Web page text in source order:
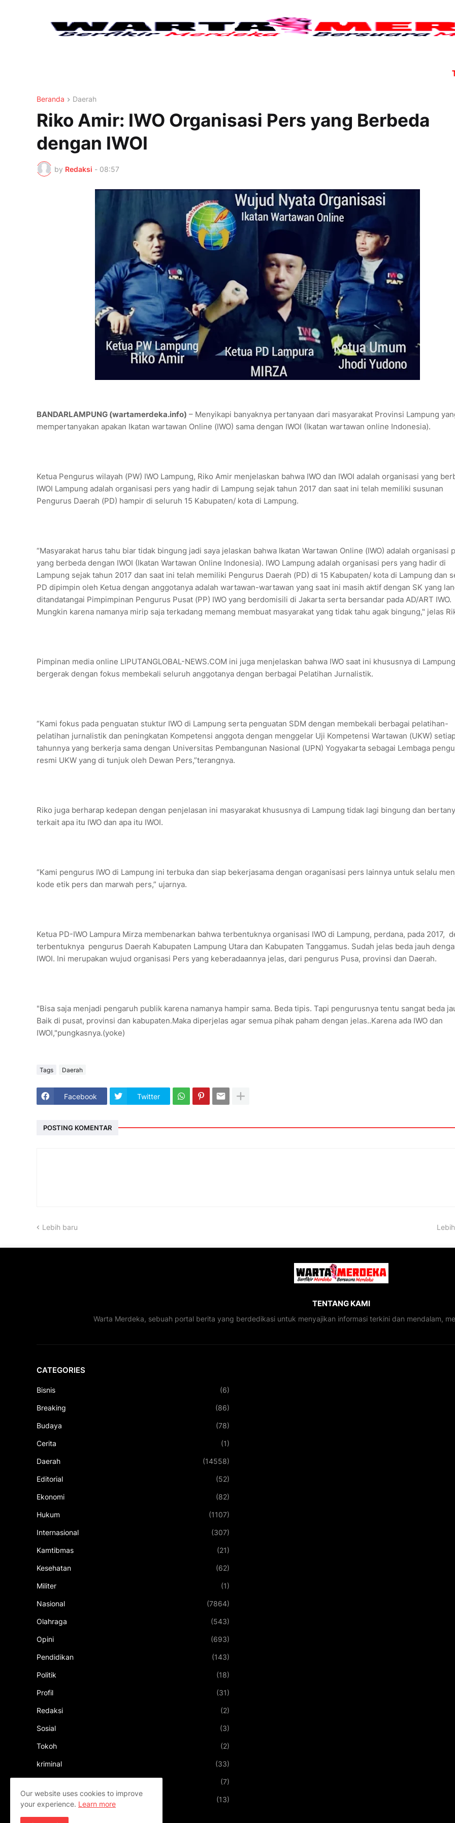
Tujuh
Beranda Daerah
Riko Amir: IWO Organisasi Pers yang Berbeda
dengan IWOI
by Redaksi - 08:57
BANDARLAMPUNG (wartamerdeka.info) – Menyikapi banyaknya pertanyaan dari masyarakat Provinsi Lampung
mempertanyakan apakan Ikatan wartawan Online (IWO) sama dengan IWOI (Ikatan wartawan online Indonesia).
Ketua Pengurus wilayah (PW) IWO Lampung, Riko Amir menjelaskan bahwa IWO dan IWOI adalah organisasi yang
IWOI Lampung adalah organisasi pers yang hadir di Lampung sejak tahun 2017 dan saat ini telah memiliki susunan
Pengurus Daerah (PD) hampir di seluruh 15 Kabupaten/ kota di Lampung.
“Masyarakat harus tahu biar tidak bingung jadi saya jelaskan bahwa Ikatan Wartawan Online (IWO) adalah organisasi
yang berbeda dengan IWOI (Ikatan Wartawan Online Indonesia). IWO Lampung adalah organisasi pers yang hadir di
Lampung sejak tahun 2017 dan saat ini telah memiliki Pengurus Daerah (PD) di 15 Kabupaten/ kota di Lampung dan
PD dipimpin oleh Ketua dengan anggotanya adalah wartawan-wartawan yang saat ini masih aktif dengan SK yang
ditandatangai Pimpimpinan Pengurus Pusat (PP) IWO yang berdomisili di Jakarta serta bersandar pada AD/ART IWO.
Mungkin karena namanya mirip saja terkadang memang membuat masyarakat yang tidak tahu agak bingung," jelas
Pimpinan media online LIPUTANGLOBAL-NEWS.COM ini juga menjelaskan bahwa IWO saat ini khususnya di
bergerak dengan fokus membekali seluruh anggotanya dengan berbagai Pelatihan Jurnalistik.
“Kami fokus pada penguatan stuktur IWO di Lampung serta penguatan SDM dengan membekali berbagai pelatihan-
pelatihan jurnalistik dan peningkatan Kompetensi anggota dengan menggelar Uji Kompetensi Wartawan (UKW)
tahunnya yang berkerja sama dengan Universitas Pembangunan Nasional (UPN) Yogyakarta sebagai Lembaga
resmi UKW yang di tunjuk oleh Dewan Pers,”terangnya.
Riko juga berharap kedepan dengan penjelasan ini masyarakat khususnya di Lampung tidak lagi bingung dan
terkait apa itu IWO dan apa itu IWOI.
“Kami pengurus IWO di Lampung ini terbuka dan siap bekerjasama dengan oraganisasi pers lainnya untuk selalu
kode etik pers dan marwah pers,” ujarnya.
Ketua PD-IWO Lampura Mirza membenarkan bahwa terbentuknya organisasi IWO di Lampung, perdana, pada 2017,
terbentuknya pengurus Daerah Kabupaten Lampung Utara dan Kabupaten Tanggamus. Sudah jelas beda jauh
IWOI. Ini merupakan wujud organisasi Pers yang keberadaannya jelas, dari pengurus Pusa, provinsi dan Daerah.
"Bisa saja menjadi pengaruh publik karena namanya hampir sama. Beda tipis. Tapi pengurusnya tentu sangat beda
Baik di pusat, provinsi dan kabupaten.Maka diperjelas agar semua pihak paham dengan jelas..Karena ada IWO dan
IWOI,"pungkasnya.(yoke)
Tags Daerah
Facebook Twitter
POSTING KOMENTAR
Lebih baru
TENTANG KAMI
Warta Merdeka, sebuah portal berita yang berdedikasi untuk menyajikan informasi terkini dan mendalam,
CATEGORIES
Bisnis (6)
Breaking (86)
Budaya (78)
Cerita (1)
Daerah (14558)
Editorial (52)
Ekonomi (82)
Hukum (1107)
Internasional (307)
Kamtibmas (21)
Kesehatan (62)
Militer (1)
Nasional (7864)
Olahraga (543)
Opini (693)
Pendidikan (143)
Politik (18)
Profil (31)
Redaksi (2)
Sosial (3)
Tokoh (2)
kriminal (33)
(7)
pariwisata (13)
Our website uses cookies to improve
your experience. Learn more